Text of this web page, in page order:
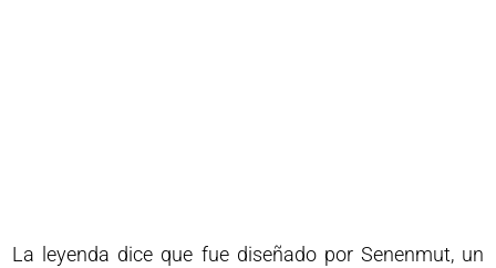
La leyenda dice que fue diseñado por Senenmut, un